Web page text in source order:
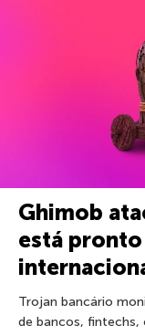
Ghimob
está
Trojan bancário
de bancos, fintechs,